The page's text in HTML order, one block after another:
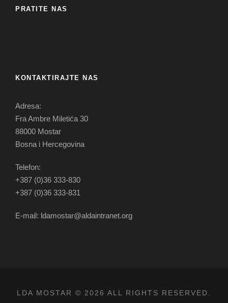
PRATITE NAS
KONTAKTIRAJTE NAS
Adresa:
Fra Ambre Miletića 30
88000 Mostar
Bosna i Hercegovina
Telefon:
+387 (0)36 333-830
+387 (0)36 333-831
E-mail: ldamostar@aldaintranet.org
LDA MOSTAR © 2026 ALL RIGHTS RESERVED.